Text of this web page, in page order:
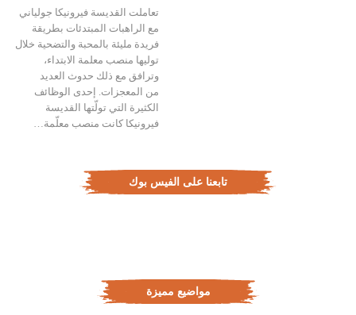
تعاملت القديسة فيرونيكا جولياني
مع الراهبات المبتدئات بطريقة
فريدة مليئة بالمحبة والتضحية خلال
توليها منصب معلمة الابتداء،
وترافق مع ذلك حدوث العديد
من المعجزات. إحدى الوظائف
الكثيرة التي تولّتها القديسة
فيرونيكا كانت منصب معلّمة…
تابعنا على الفيس بوك
مواضيع مميزة